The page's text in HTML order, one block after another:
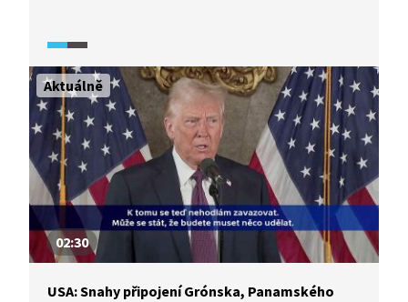
uvidíme nejvyšší vodopád v Severní Americe.
Putování zakončíme ve filmových studiích v Los
Angeles, tedy v Hollywoodu.
Aktuálně
02:30
USA: Snahy připojení Grónska, Panamského